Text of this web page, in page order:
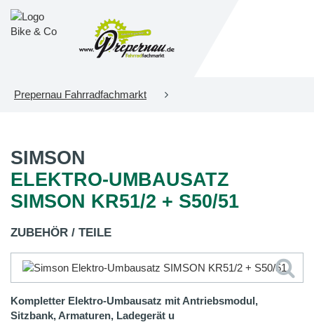
Prepernau Fahrradfachmarkt
SIMSON
ELEKTRO-UMBAUSATZ
SIMSON KR51/2 + S50/51
ZUBEHÖR / TEILE
Kompletter Elektro-Umbausatz mit Antriebsmodul,
Sitzbank, Armaturen, Ladegerät u